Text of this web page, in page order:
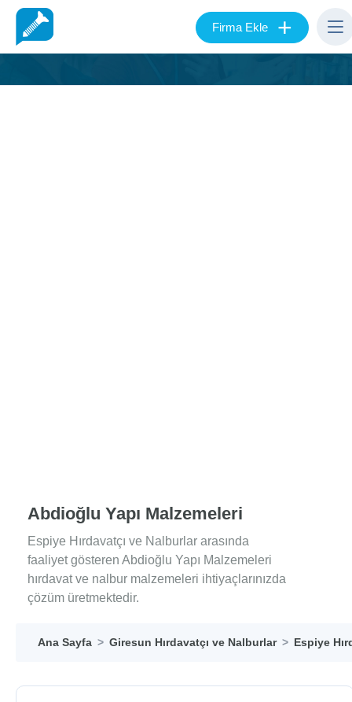
Firma Ekle +
Abdioğlu Yapı Malzemeleri
Espiye Hırdavatçı ve Nalburlar arasında
faaliyet gösteren Abdioğlu Yapı Malzemeleri
hırdavat ve nalbur malzemeleri ihtiyaçlarınızda
çözüm üretmektedir.
Ana Sayfa Giresun Hırdavatçı ve Nalburlar Espiye